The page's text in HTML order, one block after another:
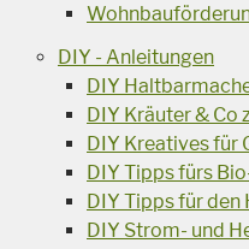
DIY - Anleitungen
DIY
DIY Kräuter & Co
DIY Kreatives für
DIY Tipps fürs
DIY Tipps für den
DIY Strom- und